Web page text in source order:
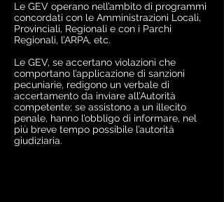
Le GEV operano nell’ambito di programmi
concordati con le Amministrazioni Locali,
Provinciali, Regionali e con i Parchi
Regionali, l’ARPA, etc.
Le GEV, se accertano violazioni che
comportano l’applicazione di sanzioni
pecuniarie, redigono un verbale di
accertamento da inviare all’Autorità
competente; se assistono a un illecito
penale, hanno l’obbligo di informare, nel
più breve tempo possibile l’autorità
giudiziaria.